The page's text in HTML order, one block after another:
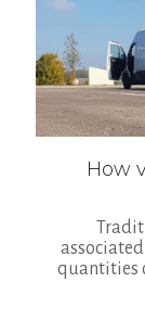
How
quantities